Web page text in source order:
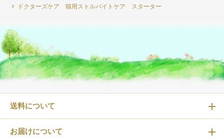
ドクターズケア 猫用ストルバイトケア スターター
送料について
お届けについて